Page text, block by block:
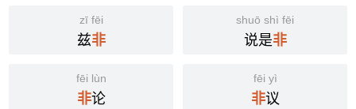
zī fēi
兹非
shuō shì fēi
说是非
fēi lùn
非论
fēi yì
非议